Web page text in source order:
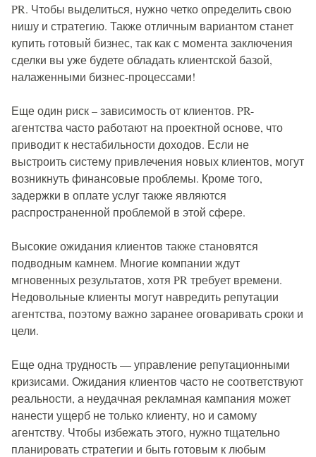
PR. Чтобы выделиться, нужно четко определить свою
нишу и стратегию. Также отличным вариантом станет
купить готовый бизнес, так как с момента заключения
сделки вы уже будете обладать клиентской базой,
налаженными бизнес-процессами!
Еще один риск – зависимость от клиентов. PR-
агентства часто работают на проектной основе, что
приводит к нестабильности доходов. Если не
выстроить систему привлечения новых клиентов, могут
возникнуть финансовые проблемы. Кроме того,
задержки в оплате услуг также являются
распространенной проблемой в этой сфере.
Высокие ожидания клиентов также становятся
подводным камнем. Многие компании ждут
мгновенных результатов, хотя PR требует времени.
Недовольные клиенты могут навредить репутации
агентства, поэтому важно заранее оговаривать сроки и
цели.
Еще одна трудность — управление репутационными
кризисами. Ожидания клиентов часто не соответствуют
реальности, а неудачная рекламная кампания может
нанести ущерб не только клиенту, но и самому
агентству. Чтобы избежать этого, нужно тщательно
планировать стратегии и быть готовым к любым